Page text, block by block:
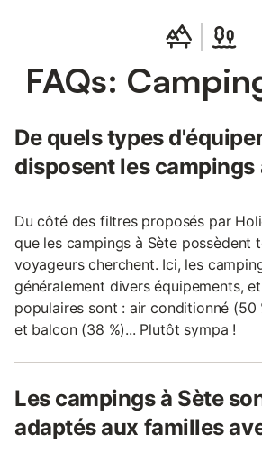
FAQs:
De quels types
disposent les campings
Du côté des filtres proposés par
que les campings à Sète possèdent
voyageurs cherchent. Ici, les
généralement divers équipements,
populaires sont : air conditionné (50
et balcon (38 %)... Plutôt sympa !
Les campings à Sète
adaptés aux familles